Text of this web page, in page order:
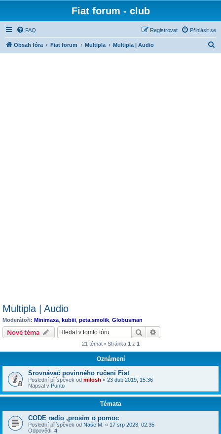
Fiat forum - club
FAQ Přihlásit se
Registrovat
Obsah fóra Fiat forum Multipla Multipla | Audio
Multipla | Audio
Moderátoři: Minimaxa kubiii peta.smolik Globusman
Nové téma Hledat
21 témat • Stránka 1 z 1
Oznámení
Srovnávač povinného ručení Fiat
Poslední příspěvek od milosh « 23 dub 2019, 15:36
Napsal v Punto
Témata
CODE radio ,prosím o pomoc
Poslední příspěvek od Naše M. « 17 srp 2023, 02:35
Odpovědi: 4